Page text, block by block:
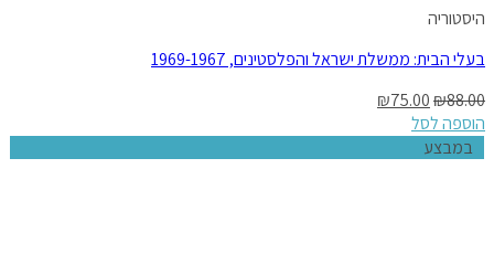
היסטוריה
בעלי הבית: ממשלת ישראל והפלסטינים, 1969-1967
₪88.00
₪75.00
הוספה לסל
במבצע